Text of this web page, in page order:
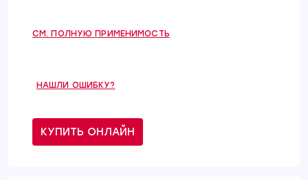
СМ. ПОЛНУЮ ПРИМЕНИМОСТЬ
НАШЛИ ОШИБКУ?
КУПИТЬ ОНЛАЙН